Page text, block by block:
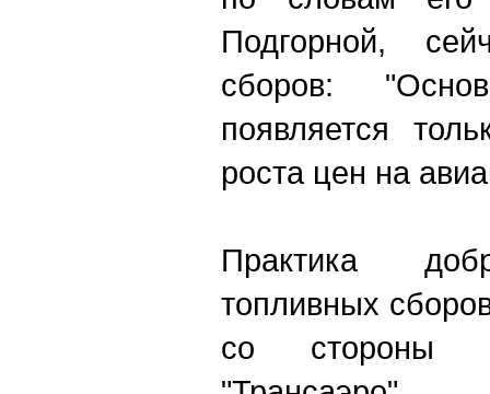
Подгорной,
сборов:
появляется
роста цен на
Практика
топливных
со стороны